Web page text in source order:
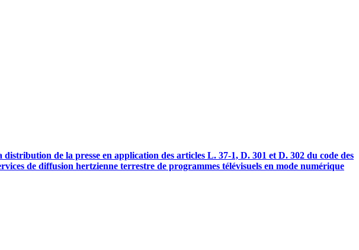
de la presse en application des articles L. 37-1, D. 301 et D. 302 du code des
de diffusion hertzienne terrestre de programmes télévisuels en mode numérique